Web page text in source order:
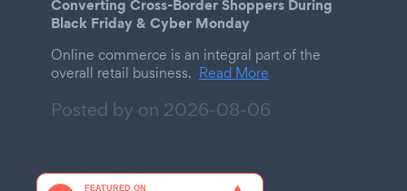
Converting Cross-Border Shoppers During
Black Friday & Cyber Monday
Online commerce is an integral part of the
overall retail business. Read More
Posted by on 2026-08-06